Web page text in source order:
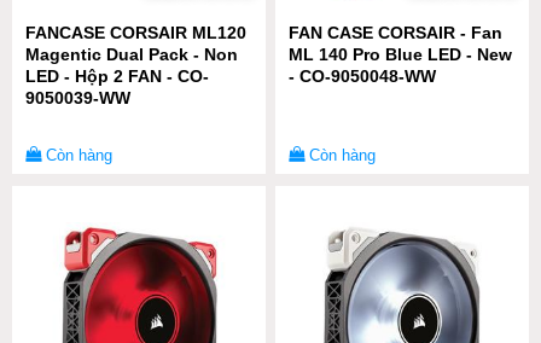
FANCASE CORSAIR ML120
Magentic Dual Pack - Non
LED - Hộp 2 FAN - CO-
9050039-WW
Còn hàng
FAN CASE CORSAIR - Fan
ML 140 Pro Blue LED - New
- CO-9050048-WW
Còn hàng